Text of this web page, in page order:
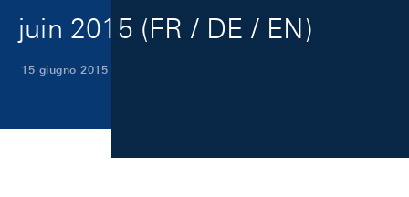
juin 2015 (FR / DE / EN)
15 giugno 2015